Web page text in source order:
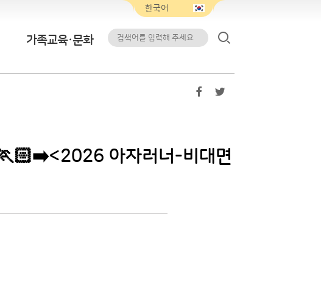
가족교육·문화
아자러너-비대면